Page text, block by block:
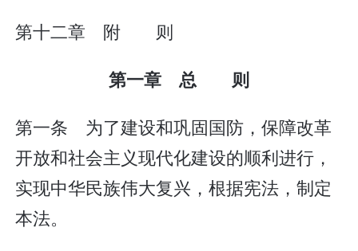
第十二章 附 则
第一章 总 则
第一条 为了建设和巩固国防，保障改革
开放和社会主义现代化建设的顺利进行，
实现中华民族伟大复兴，根据宪法，制定
本法。